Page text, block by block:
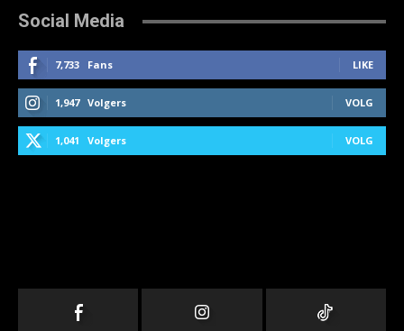
Social Media
7,733 Fans LIKE
1,947 Volgers VOLG
1,041 Volgers VOLG